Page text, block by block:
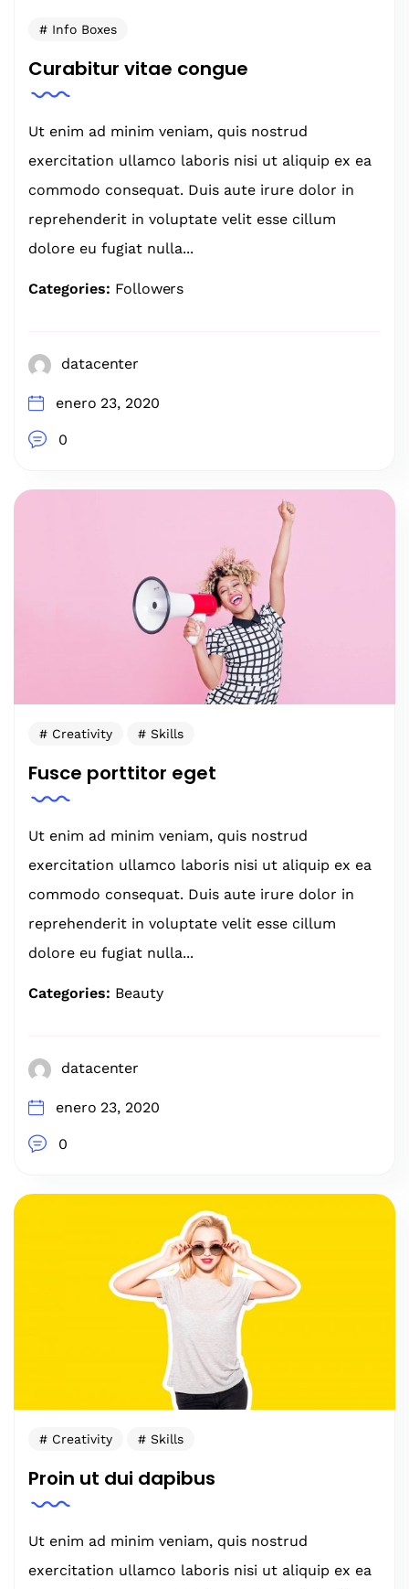
Info Boxes
Curabitur vitae congue
Ut enim ad minim veniam, quis nostrud
exercitation ullamco laboris nisi ut aliquip ex ea
commodo consequat. Duis aute irure dolor in
reprehenderit in voluptate velit esse cillum
dolore eu fugiat nulla...
Categories: Followers
datacenter
enero 23, 2020
0
Creativity Skills
Fusce porttitor eget
Ut enim ad minim veniam, quis nostrud
exercitation ullamco laboris nisi ut aliquip ex ea
commodo consequat. Duis aute irure dolor in
reprehenderit in voluptate velit esse cillum
dolore eu fugiat nulla...
Categories: Beauty
datacenter
enero 23, 2020
0
Creativity Skills
Proin ut dui dapibus
Ut enim ad minim veniam, quis nostrud
exercitation ullamco laboris nisi ut aliquip ex ea